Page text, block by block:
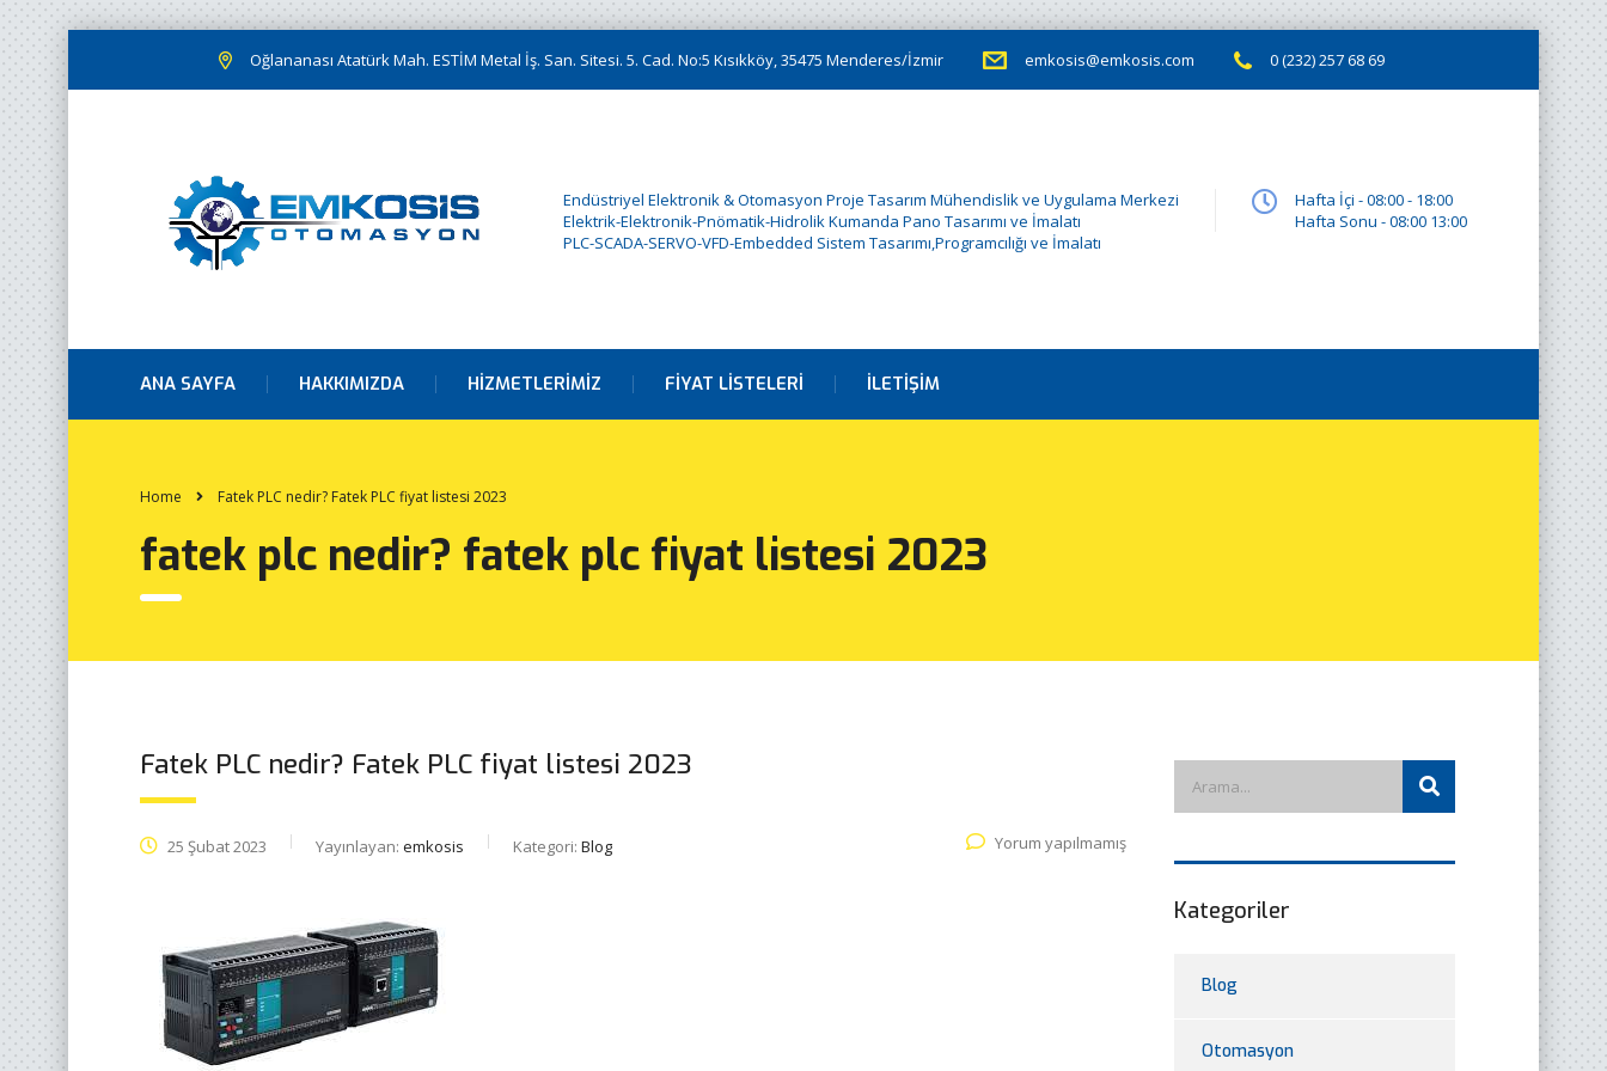
Oğlananası Atatürk Mah. ESTİM Metal İş. San. Sitesi. 5. Cad. No:5 Kısıkköy, 35475 Menderes/İzmir emkosis@emkosis.com 0 (232) 257 68 69
Endüstriyel Elektronik & Otomasyon Proje Tasarım Mühendislik ve Uygulama Merkezi
Elektrik-Elektronik-Pnömatik-Hidrolik Kumanda Pano Tasarımı ve İmalatı
PLC-SCADA-SERVO-VFD-Embedded Sistem Tasarımı,Programcılığı ve İmalatı
Hafta İçi - 08:00 - 18:00
Hafta Sonu - 08:00 13:00
ANA SAYFA HAKKIMIZDA HIZMETLERIMIZ FIYAT LISTELERI İLETIŞIM
Home Fatek PLC nedir? Fatek PLC fiyat listesi 2023
fatek plc nedir? fatek plc fiyat listesi 2023
Fatek PLC nedir? Fatek PLC fiyat listesi 2023
25 Şubat 2023 Yayınlayan: emkosis Kategori: Blog Yorum yapılmamış
Kategoriler
Blog
Otomasyon